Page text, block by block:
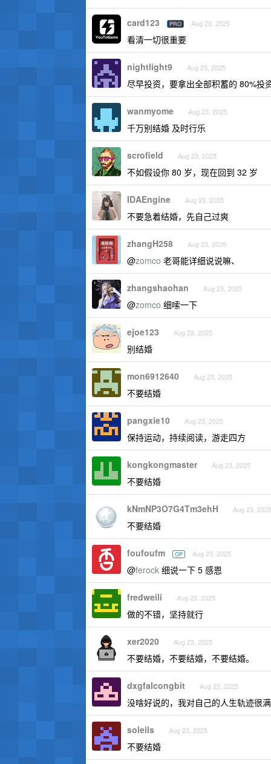
card123 PRO Aug 23, 2025
看清一切很重要
nightlight9 Aug 23, 2025
尽早投资，要拿出全部积蓄的 80%投
wanmyome Aug 23, 2025
千万别结婚 及时行乐
scrofield Aug 23, 2025
不如假设你 80 岁，现在回到 32 岁
IDAEngine Aug 23, 2025
不要急着结婚，先自己过爽
zhangH258 Aug 23, 2025
@zomco 老哥能详细说说嘛、
zhangshaohan Aug 23, 2025
@zomco 细嗦一下
ejoe123 Aug 23, 2025
别结婚
mon6912640 Aug 23, 2025
不要结婚
pangxie10 Aug 23, 2025
保持运动，持续阅读，游走四方
kongkongmaster Aug 23, 2025
不要结婚
kNmNP3O7G4Tm3ehH Aug 23, 2025
不要结婚
foufoufm OP Aug 23, 2025
@ferock 细说一下 5 感恩
fredweili Aug 23, 2025
做的不错，坚持就行
xer2020 Aug 23, 2025
不要结婚，不要结婚，不要结婚。
dxgfalcongbit Aug 23, 2025
没啥好说的，我对自己的人生轨迹很满
soleils Aug 23, 2025
不要结婚